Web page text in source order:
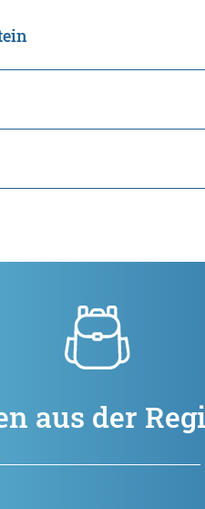
aus der